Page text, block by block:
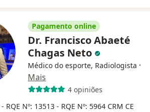
Pagamento online
Dr. Francisco Abaeté
Chagas Neto
Médico do esporte, Radiologista ·
Mais
4 opiniões
- RQE Nº: 13513 - RQE Nº: 5964 CRM CE